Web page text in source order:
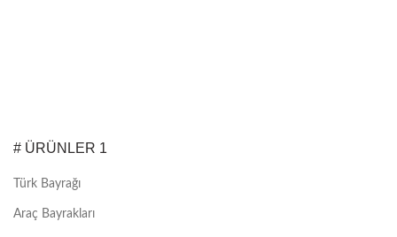
# ÜRÜNLER 1
Türk Bayrağı
Araç Bayrakları